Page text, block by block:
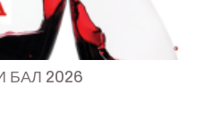
БАЛ 2026